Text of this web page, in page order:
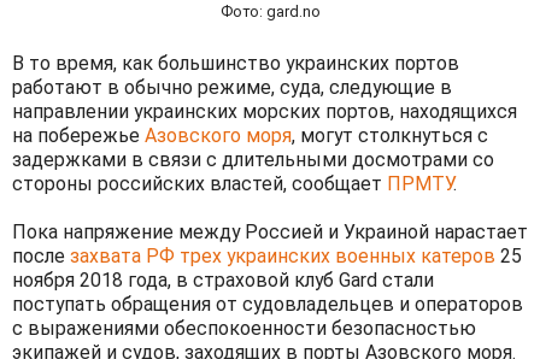
Фото: gard.no
В то время, как большинство украинских портов
работают в обычно режиме, суда, следующие в
направлении украинских морских портов, находящихся
на побережье Азовского моря, могут столкнуться с
задержками в связи с длительными досмотрами со
стороны российских властей, сообщает ПРМТУ.
Пока напряжение между Россией и Украиной нарастает
после захвата РФ трех украинских военных катеров 25
ноября 2018 года, в страховой клуб Gard стали
поступать обращения от судовладельцев и операторов
с выражениями обеспокоенности безопасностью
экипажей и судов, заходящих в порты Азовского моря.